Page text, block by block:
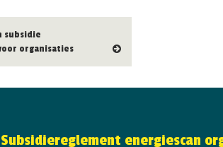
subsidie
organisaties
Subsidiereglement energiescan